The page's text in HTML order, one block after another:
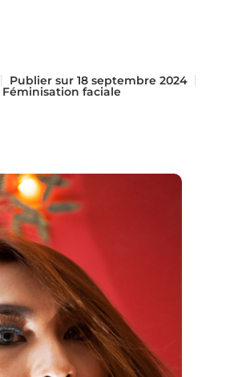
Publier sur18 septembre 2024
Féminisation faciale